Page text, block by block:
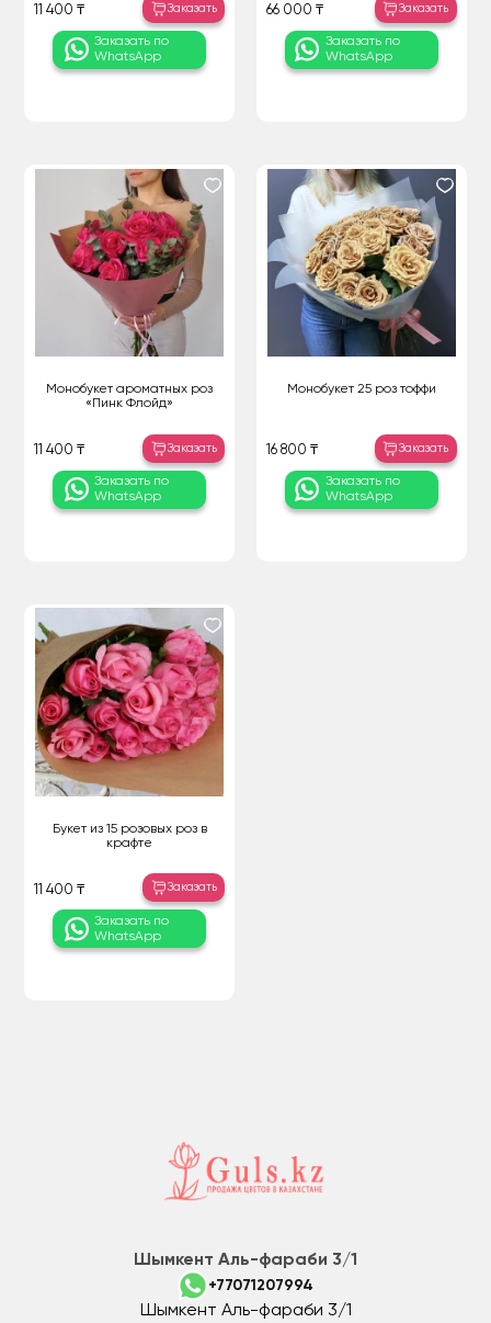
11 400 ₸ Заказать
Заказать по
WhatsApp
66 000 ₸ Заказать
Заказать по
WhatsApp
Монобукет ароматных роз
«Пинк Флойд»
11 400 ₸ Заказать
Заказать по
WhatsApp
Монобукет 25 роз тоффи
16 800 ₸ Заказать
Заказать по
WhatsApp
Букет из 15 розовых роз в
крафте
11 400 ₸ Заказать
Заказать по
WhatsApp
Шымкент Аль-фараби 3/1
+77071207994
Шымкент Аль-фараби 3/1